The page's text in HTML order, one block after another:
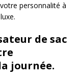
personnalité à
de sac
journée.